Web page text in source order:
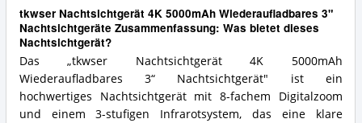
tkwser Nachtsichtgerät 4K 5000mAh Wiederaufladbares 3"
Nachtsichtgeräte Zusammenfassung: Was bietet dieses
Nachtsichtgerät?
Das „tkwser Nachtsichtgerät 4K 5000mAh
Wiederaufladbares 3“ Nachtsichtgerät" ist ein
hochwertiges Nachtsichtgerät mit 8-fachem Digitalzoom
und einem 3-stufigen Infrarotsystem, das eine klare